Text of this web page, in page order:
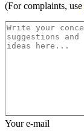
(For complaints, use
Your e-mail